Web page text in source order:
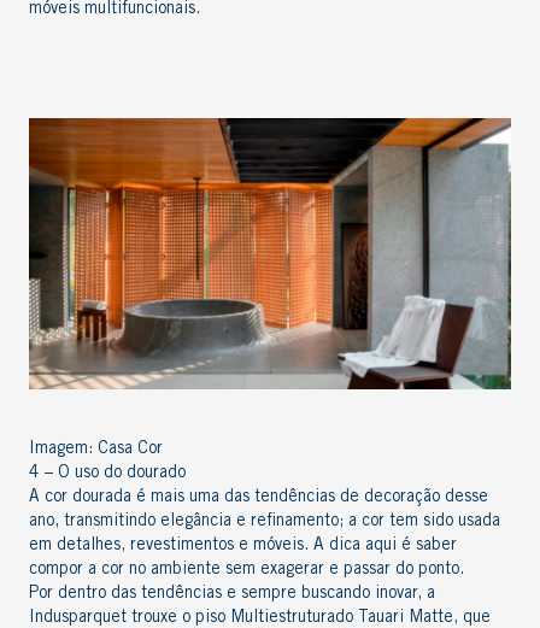
móveis multifuncionais.
Imagem: Casa Cor
4 – O uso do dourado
A cor dourada é mais uma das tendências de decoração desse
ano, transmitindo elegância e refinamento; a cor tem sido usada
em detalhes, revestimentos e móveis. A dica aqui é saber
compor a cor no ambiente sem exagerar e passar do ponto.
Por dentro das tendências e sempre buscando inovar, a
Indusparquet trouxe o piso Multiestruturado Tauari Matte, que